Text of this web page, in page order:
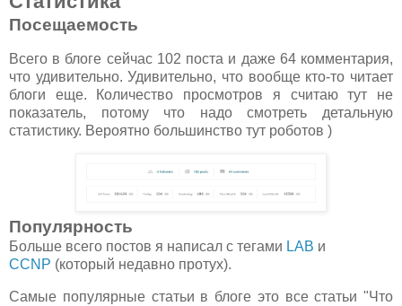
Посещаемость
Всего в блоге сейчас 102 поста и даже 64 комментария,
что удивительно. Удивительно, что вообще кто-то читает
блоги еще. Количество просмотров я считаю тут не
показатель, потому что надо смотреть детальную
статистику. Вероятно большинство тут роботов )
Популярность
Больше всего постов я написал с тегами LAB и
CCNP (который недавно протух).
Самые популярные статьи в блоге это все статьи "Что